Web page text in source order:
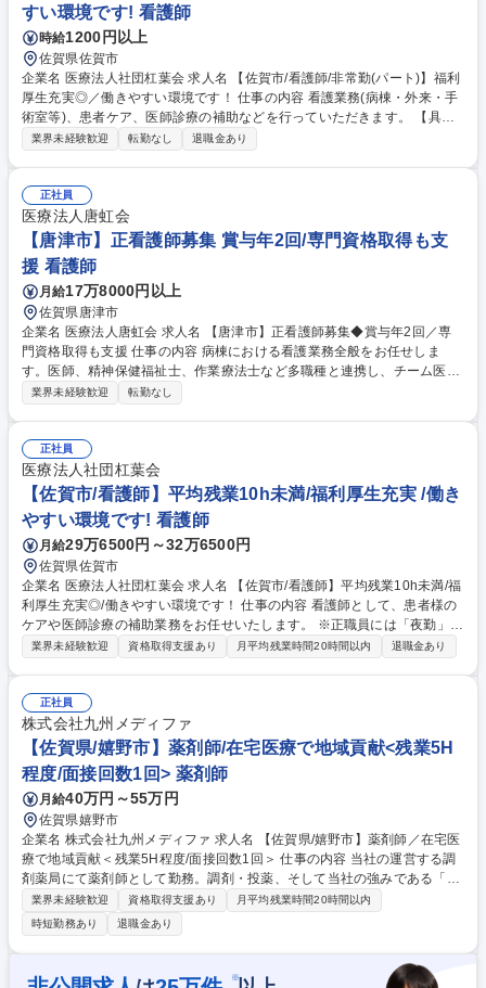
すい環境です! 看護師
時給1200円以上
佐賀県佐賀市
企業名 医療法人社団杠葉会 求人名 【佐賀市/看護師/非常勤(パート)】福利
厚生充実◎／働きやすい環境です！ 仕事の内容 看護業務(病棟・外来・手
術室等)、患者ケア、医師診療の補助などを行っていただきます。 【具体
的には】 ご飯の準備、入浴補助、医師の病棟管理に沿って補助業務をお任
やすい環境です！
業界未経験歓迎 転勤なし 退職金あり
正社員
医療法人唐虹会
【唐津市】正看護師募集 賞与年2回/専門資格取得も支
援 看護師
月給17万8000円以上
佐賀県唐津市
企業名 医療法人唐虹会 求人名 【唐津市】正看護師募集◆賞与年2回／専
門資格取得も支援 仕事の内容 病棟における看護業務全般をお任せしま
す。医師、精神保健福祉士、作業療法士など多職種と連携し、チーム医療
の中核として患者様をサポートします。 【具体的には】■健康管理・バイ
ョン：患者様との対話を通じた精神的サポート、傾聴。■生活支援・セル
フケア指導：食事・入浴・排泄等の介助および自立支援。■社会復帰支
援：退院に向けたカンファレンス参加、ケアプランの実施。 募集職種
【唐津市】正看護師募集◆賞与年2回／専門資格取得も支援
業界未経験歓迎 転勤なし
正社員
医療法人社団杠葉会
【佐賀市/看護師】平均残業10h未満/福利厚生充実 /働き
やすい環境です! 看護師
月給29万6500円～32万6500円
佐賀県佐賀市
企業名 医療法人社団杠葉会 求人名 【佐賀市/看護師】平均残業10h未満/福
利厚生充実◎/働きやすい環境です！ 仕事の内容 看護師として、患者様の
ケアや医師診療の補助業務をお任せいたします。 ※正職員には「夜勤」を
お願いしています（夜勤手当11,000円/回） ・患者さんの療養上のケア
・医療処置（体位変換等の褥瘡処置、吸引、ストーマ・カテーテル管理な
ど） ・移送、ナースコール対応、酸素など医療機器の管理、多職種とのカ
ンファレンス、ターミナルケア、計画書の作成 ・紙カルテとオーダリング
の半々で運用中です 募集職種 【佐賀市/看護師】平均残業10h未満/福利厚
生充実◎/働きやすい環境です！
業界未経験歓迎 資格取得支援あり 月平均残業時間20時間以内 退職金あり
正社員
株式会社九州メディファ
【佐賀県/嬉野市】薬剤師/在宅医療で地域貢献<残業5H
程度/面接回数1回> 薬剤師
月給40万円～55万円
佐賀県嬉野市
企業名 株式会社九州メディファ 求人名 【佐賀県/嬉野市】薬剤師／在宅医
療で地域貢献＜残業5H程度/面接回数1回＞ 仕事の内容 当社の運営する調
剤薬局にて薬剤師として勤務。調剤・投薬、そして当社の強みである「在
宅医療」をお任せします。一人ひとりの患者様、そのご家族とじっくり向
き合い、本質的なやりがいを実感できます。 【具体的業務内容】 ■処方せ
んによる調剤、服薬指導や一般用医薬品販売。 ■店舗の薬剤管理として、
在庫管理や発注、期限管理。 【地域に密着した調剤薬局】 ■地域の患者様
とコミュニケーションを密にして、かかりつけ薬剤師として、患者様の健
業界未経験歓迎 資格取得支援あり
月平均残業時間20時間以内
時短勤務あり
退職金あり
※